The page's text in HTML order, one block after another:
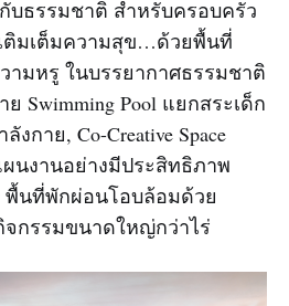
บธรรมชาติ สำหรับครอบครัว
ติมเต็มความสุข…ด้วยพื้นที่
ามหรู ในบรรยากาศธรรมชาติ
Swimming Pool แยกสระเด็ก
กาย, Co-Creative Space
นงานอย่างมีประสิทธิภาพ
พื้นที่พักผ่อนโอบล้อมด้วย
กรรมขนาดใหญ่กว่าไร่